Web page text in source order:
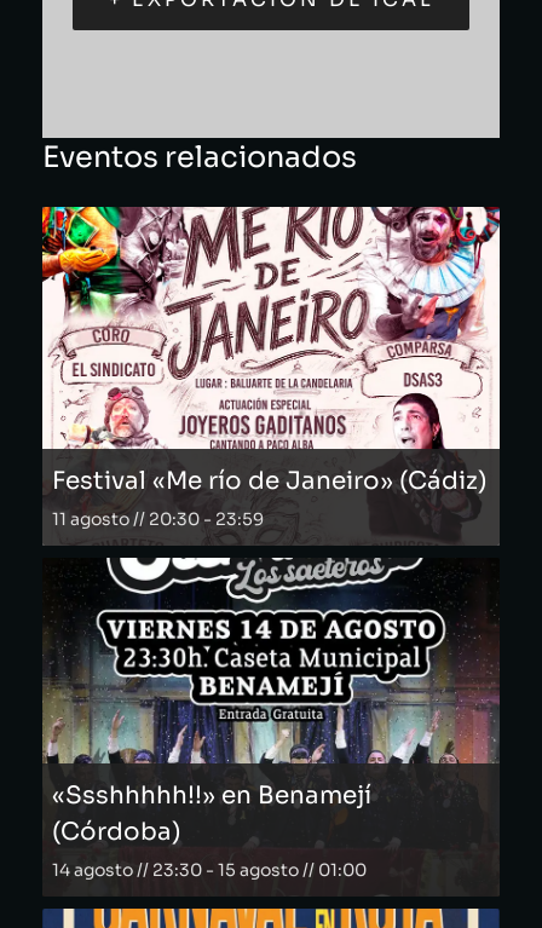
Eventos relacionados
Festival «Me río de Janeiro» (Cádiz)
11 agosto // 20:30 - 23:59
«Ssshhhhh!!» en Benamejí
(Córdoba)
14 agosto // 23:30 - 15 agosto // 01:00